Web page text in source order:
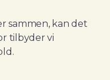
sammen, kan det
tilbyder vi